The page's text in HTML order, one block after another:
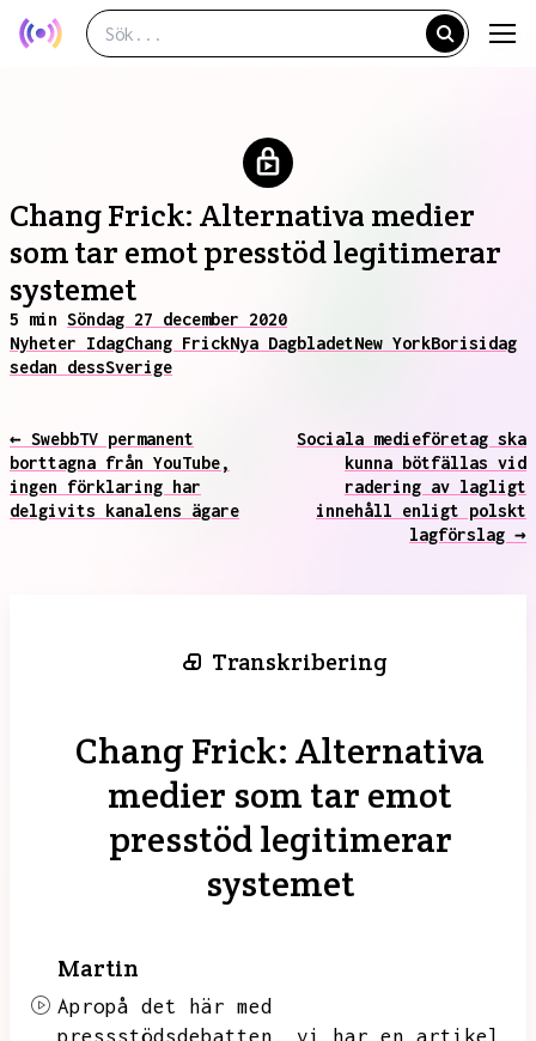
Chang Frick: Alternativa medier
som tar emot presstöd legitimerar
systemet
5 min Söndag 27 december 2020
Nyheter IdagChang FrickNya DagbladetNew YorkBorisidag
sedan dessSverige
← SwebbTV permanent
borttagna från YouTube,
ingen förklaring har
delgivits kanalens ägare
Sociala medieföretag ska
kunna bötfällas vid
radering av lagligt
innehåll enligt polskt
lagförslag →
Transkribering
Chang Frick: Alternativa
medier som tar emot
presstöd legitimerar
systemet
Martin
Apropå det här med
pressstödsdebatten,
vi har en artikel